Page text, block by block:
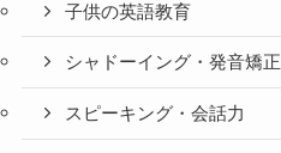
子供の英語教育
シャドーイング・発音矯正
スピーキング・会話力